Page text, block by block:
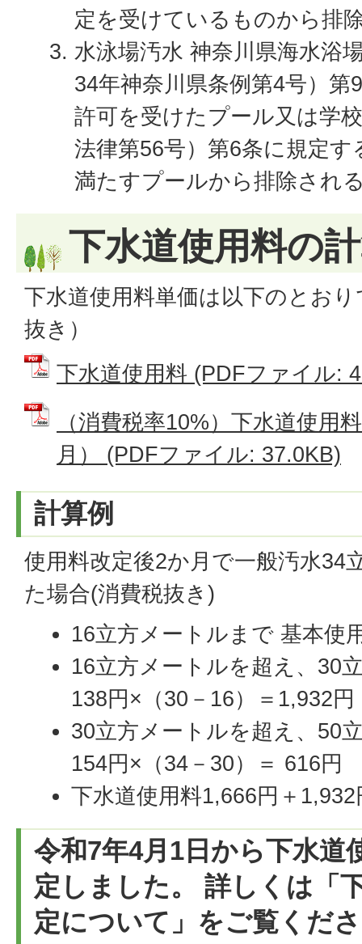
定を受けているものから排
水泳場汚水 神奈川県海水浴
34年神奈川県条例第4号）
許可を受けたプール又は学
法律第56号）第6条に規定
満たすプールから排除され
下水道使用料の
下水道使用料単価は以下のとお
抜き）
下水道使用料 (PDFファイル:
（消費税率10%）下水道使用
月） (PDFファイル: 37.0KB)
計算例
使用料改定後2か月で一般汚水34
た場合(消費税抜き)
16立方メートルまで 基本使
16立方メートルを超え、30
138円×（30－16）＝1,932円
30立方メートルを超え、50
154円×（34－30）＝ 616円
下水道使用料1,666円＋
令和7年4月1日から下水道
定しました。 詳しくは「
定について」をご覧くだ